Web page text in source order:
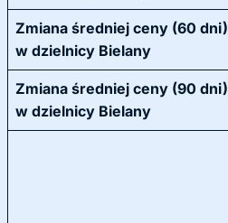
Zmiana średniej ceny (60 dni)
w dzielnicy Bielany
Zmiana średniej ceny (90 dni)
w dzielnicy Bielany